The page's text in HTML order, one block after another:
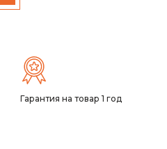
Гарантия на товар 1 год